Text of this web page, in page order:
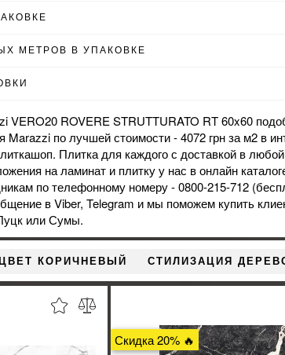
МЕТРОВ В УПАКОВКЕ
VERO20 ROVERE STRUTTURATO RT 60x60
Marazzi по лучшей стоимости - 4072 грн за м2 в
Плитка для каждого с доставкой в
на ламинат и плиткуу нас в онлайн
по телефонному номеру - 0800-215-712
вViber, Telegram и мы поможем купить
или Сумы.
КОРИЧНЕВЫЙ СТИЛИЗАЦИЯ
Скидка 20% 🔥